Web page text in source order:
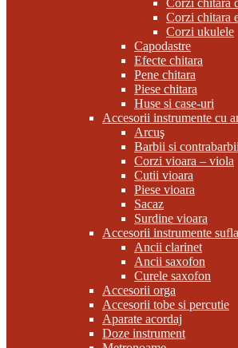
Corzi chitara
Corzi chitara
Corzi ukulele
Capodastre
Efecte chitara
Pene chitara
Piese chitara
Huse si case-uri
Accesorii instrumente cu
Arcuş
Barbii si contrabarbii
Corzi vioara – viola
Cutii vioara
Piese vioara
Sacaz
Surdine vioara
Accesorii instrumente
Ancii clarinet
Ancii saxofon
Curele saxofon
Accesorii orga
Accesorii tobe si percutie
Aparate acordaj
Doze instrument